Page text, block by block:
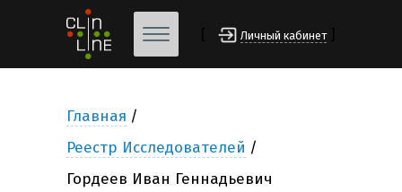
Личный кабинет
Главная
Реестр Исследователей
Гордеев Иван Геннадьевич